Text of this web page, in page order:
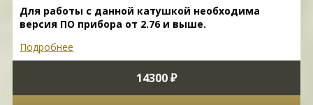
Для работы с данной катушкой необходима
версия ПО прибора от 2.76 и выше.
Подробнее
14300 ₽